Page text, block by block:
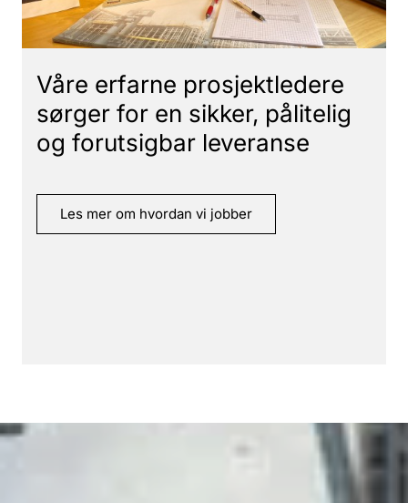
Våre erfarne prosjektledere
sørger for en sikker, pålitelig
og forutsigbar leveranse
Les mer om hvordan vi jobber